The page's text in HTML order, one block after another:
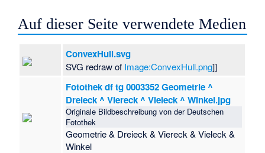
Auf dieser Seite verwendete Medien
ConvexHull.svg
SVG redraw of Image:ConvexHull.png]]
Fotothek df tg 0003352 Geometrie ^
Dreieck ^ Viereck ^ Vieleck ^ Winkel.jpg
Originale Bildbeschreibung von der Deutschen
Fotothek
Geometrie & Dreieck & Viereck & Vieleck &
Winkel